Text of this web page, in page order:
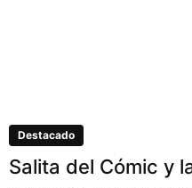
Destacado
Salita del Cómic y